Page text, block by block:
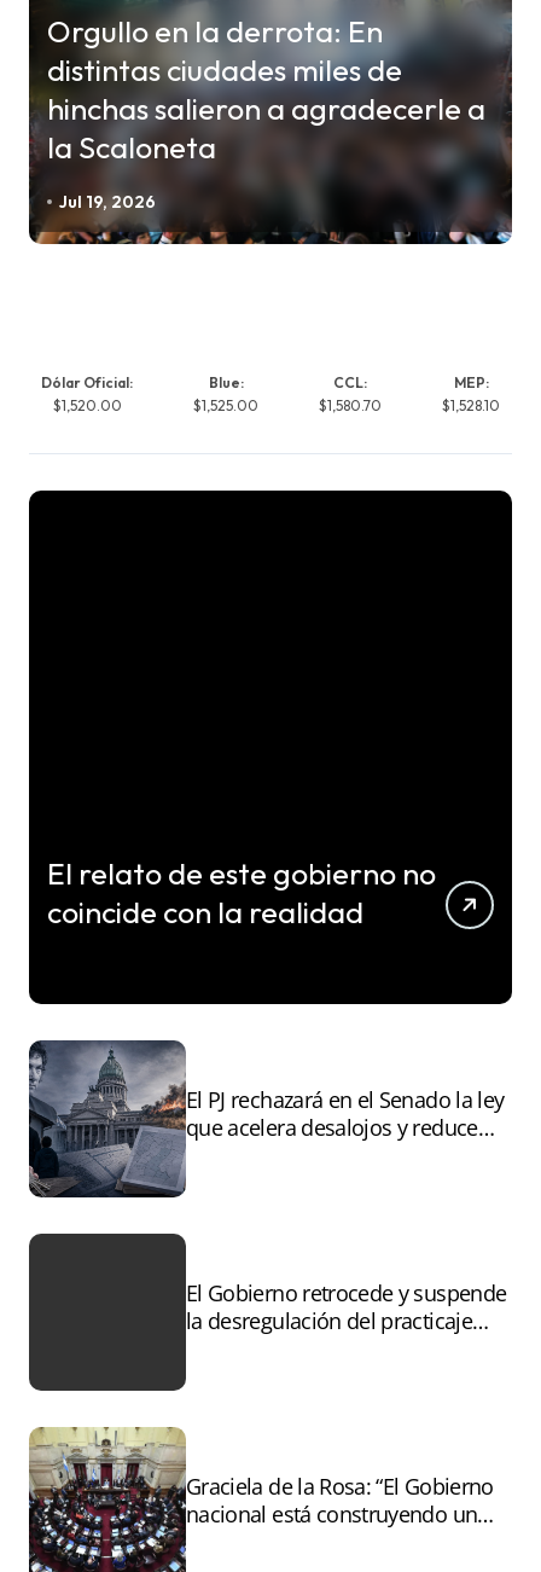
Orgullo en la derrota: En
distintas ciudades miles de
hinchas salieron a agradecerle a
la Scaloneta
Jul 19, 2026
Dólar Oficial:
$1,520.00
Blue:
$1,525.00
CCL:
$1,580.70
MEP:
$1,528.10
El relato de este gobierno no
coincide con la realidad
El PJ rechazará en el Senado la ley
que acelera desalojos y reduce
El Gobierno retrocede y suspende
la desregulación del practicaje
Graciela de la Rosa: “El Gobierno
nacional está construyendo un